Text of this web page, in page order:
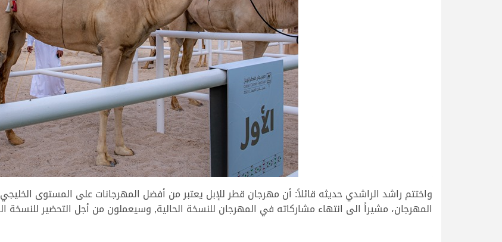
واختتم راشد الراشدي حديثه قائلاً: أن مهرجان قطر للإبل يعتبر من أفضل المهرجانات على المستوى
المهرجان، مشيراً الى انتهاء مشاركاته في المهرجان للنسخة الحالية, وسيعملون من أجل التحضير للنسخة